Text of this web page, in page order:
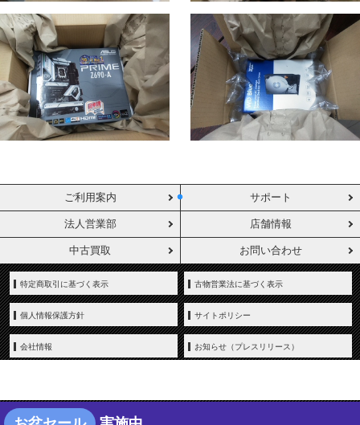
ご利用案内 サポート
法人営業部 店舗情報
中古買取 お問い合わせ
特定商取引に基づく表示 古物営業法に基づく表示
個人情報保護方針 サイトポリシー
会社情報 お知らせ（プレスリリース）